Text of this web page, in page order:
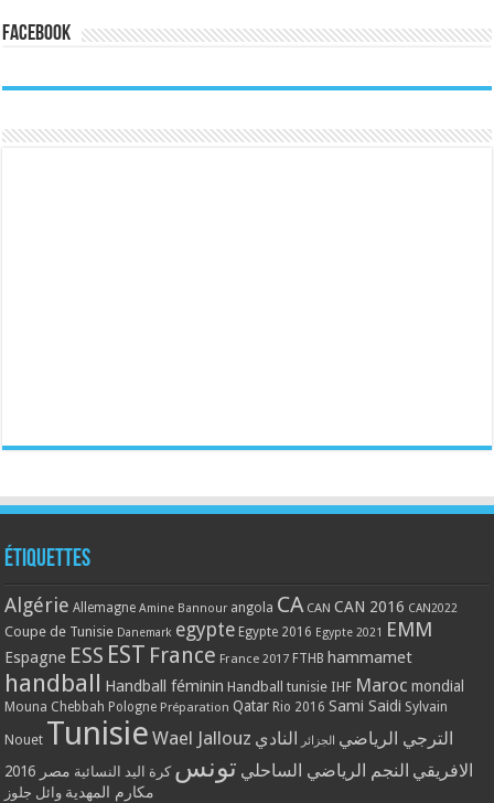
Facebook
Étiquettes
Algérie Allemagne Amine Bannour angola CA CAN CAN 2016 CAN2022
Coupe de Tunisie Danemark egypte Egypte 2016 Egypte 2021 EMM
Espagne ESS EST France France 2017 FTHB hammamet
handball Handball féminin Handball tunisie IHF Maroc mondial
Mouna Chebbah Pologne Préparation Qatar Rio 2016 Sami Saidi Sylvain
Nouet Tunisie Wael Jallouz الترجي الرياضي الجزائر
النادي
الافريقي النجم الرياضي الساحلي تونس كرة اليد النسائية مصر 2016
مكارم المهدية وائل جلوز